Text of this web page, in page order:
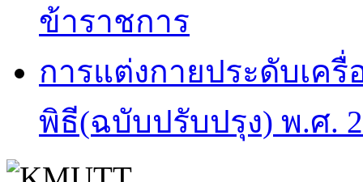
ข้าราชการ
การแต่งกายประดับเค
พิธี(ฉบับปรับปรุง) พ.ศ.